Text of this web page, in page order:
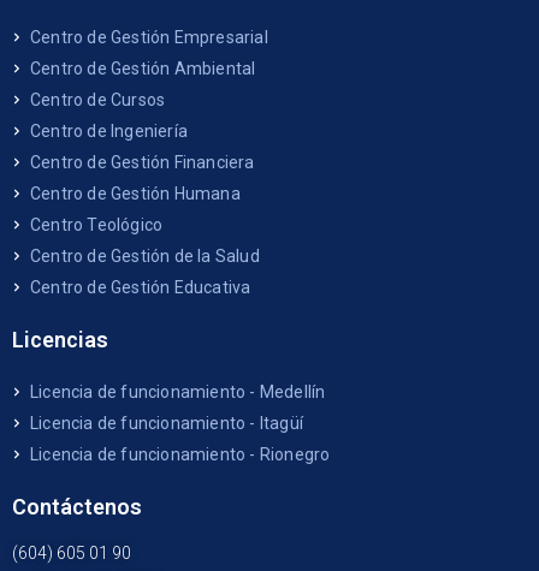
Centro de Gestión Empresarial
Centro de Gestión Ambiental
Centro de Cursos
Centro de Ingeniería
Centro de Gestión Financiera
Centro de Gestión Humana
Centro Teológico
Centro de Gestión de la Salud
Centro de Gestión Educativa
Licencias
Licencia de funcionamiento - Medellín
Licencia de funcionamiento - Itagüí
Licencia de funcionamiento - Rionegro
Contáctenos
(604) 605 01 90